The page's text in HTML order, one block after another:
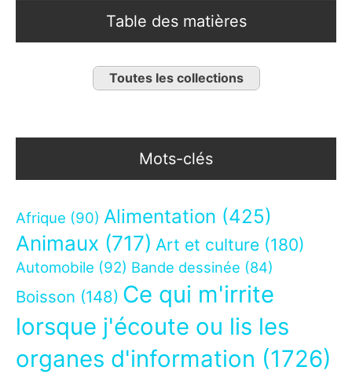
Table des matières
Toutes les collections
Mots-clés
Afrique (90) Alimentation (425)
Animaux (717) Art et culture (180)
Automobile (92) Bande dessinée (84)
Boisson (148) Ce qui m'irrite
lorsque j'écoute ou lis les
organes d'information (1726)